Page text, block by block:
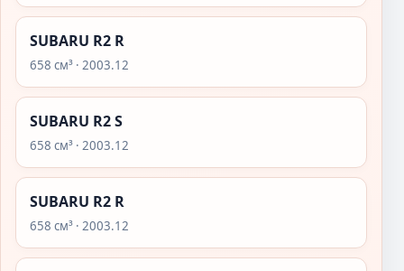
SUBARU R2 R
658 см³ · 2003.12
SUBARU R2 S
658 см³ · 2003.12
SUBARU R2 R
658 см³ · 2003.12